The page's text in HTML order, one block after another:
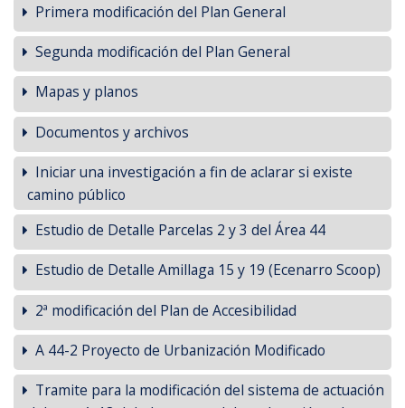
Primera modificación del Plan General
Segunda modificación del Plan General
Mapas y planos
Documentos y archivos
Iniciar una investigación a fin de aclarar si existe
camino público
Estudio de Detalle Parcelas 2 y 3 del Área 44
Estudio de Detalle Amillaga 15 y 19 (Ecenarro Scoop)
2ª modificación del Plan de Accesibilidad
A 44-2 Proyecto de Urbanización Modificado
Tramite para la modificación del sistema de actuación